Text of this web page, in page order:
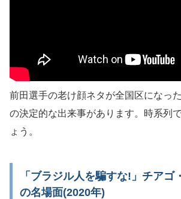
前田選手の老け顔ネタが全国区になっ
の決定的な出来事があります。時系列
ょう。
「ブラジル人を騙すな!」チアゴ
の名場面(2020年)